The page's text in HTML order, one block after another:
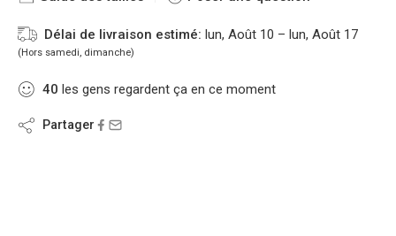
Délai de livraison estimé: lun, Août 10 – lun, Août 17
(Hors samedi, dimanche)
40 les gens regardent ça en ce moment
Partager